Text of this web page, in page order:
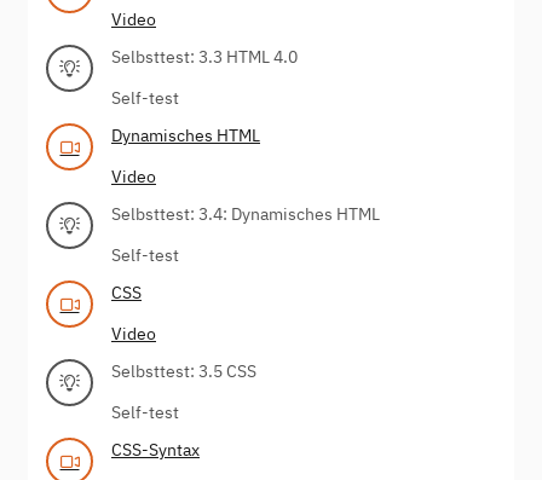
Video
Selbsttest: 3.3 HTML 4.0
Self-test
Dynamisches HTML
Video
Selbsttest: 3.4: Dynamisches HTML
Self-test
CSS
Video
Selbsttest: 3.5 CSS
Self-test
CSS-Syntax